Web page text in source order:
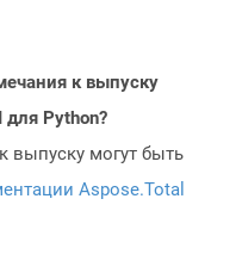
к выпуску
для Python?
выпуску могут быть
Aspose.Total